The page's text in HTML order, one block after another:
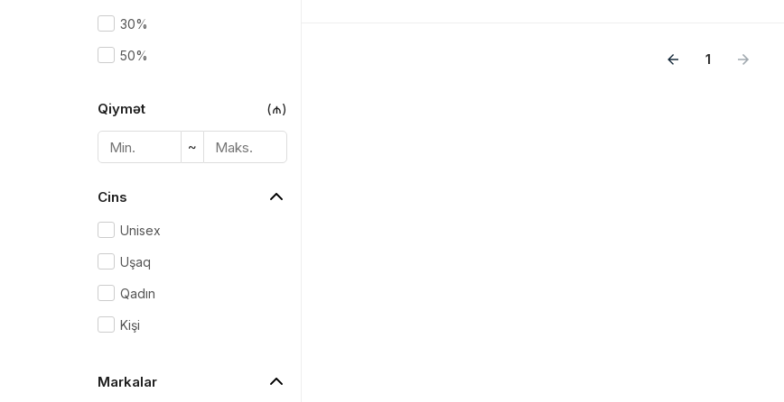
30%
50%
Qiymət (₼)
~
Cins
Unisex
Uşaq
Qadın
Kişi
Markalar
1